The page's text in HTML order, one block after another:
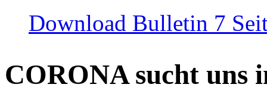
Download Bulletin 7
CORONA sucht uns